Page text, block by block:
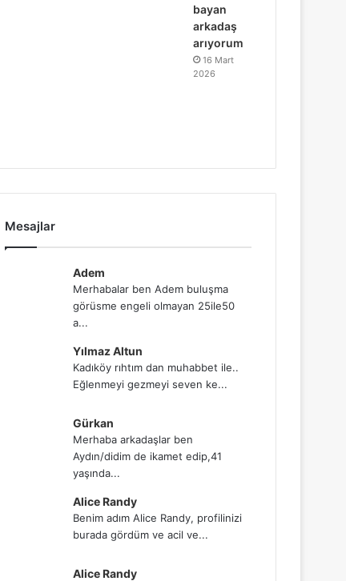
bayan
arkadaş
arıyorum
16 Mart
2026
Mesajlar
Adem
Merhabalar ben Adem buluşma
görüsme engeli olmayan 25ile50
a...
Yılmaz Altun
Kadıköy rıhtım dan muhabbet ile..
Eğlenmeyi gezmeyi seven ke...
Gürkan
Merhaba arkadaşlar ben
Aydın/didim de ikamet edip,41
yaşında...
Alice Randy
Benim adım Alice Randy, profilinizi
burada gördüm ve acil ve...
Alice Randy